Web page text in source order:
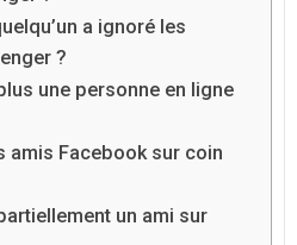
a ignoré les
?
une personne en ligne
amis Facebook sur coin
un ami sur